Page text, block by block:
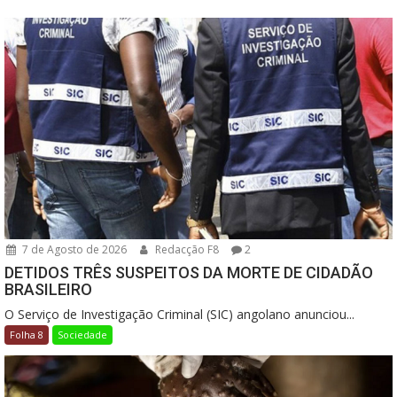
7 de Agosto de 2026 Redacção F8 2
DETIDOS TRÊS SUSPEITOS DA MORTE DE CIDADÃO
BRASILEIRO
O Serviço de Investigação Criminal (SIC) angolano anunciou...
Folha 8 Sociedade